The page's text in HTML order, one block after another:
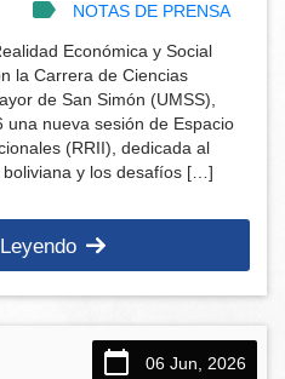
NOTAS DE PRENSA
Económica y Social
la Carrera de Ciencias
de San Simón (UMSS),
una nueva sesión de Espacio
(RRII), dedicada al
y los desafíos […]
06 Jun, 2026